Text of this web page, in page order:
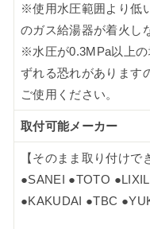
※使用水圧範囲より低
のガス給湯器が着火し
※水圧が0.3MPa以上
ずれる恐れがあります
ご使用ください。
取付可能メーカー
【そのまま取り付けで
●SANEI ●TOTO
●KAKUDAI ●TBC